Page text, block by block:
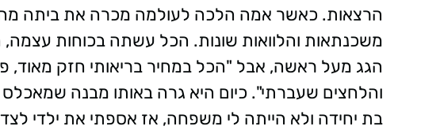
הרצאות. כאשר אמה הלכה לעולמה מכרה את ביתה
משכנתאות והלוואות שונות. הכל עשתה בכוחות
הגג מעל ראשה, אבל "הכל במחיר בריאותי חזק מאוד,
והלחצים שעברתי". כיום היא גרה באותו מבנה שמאכלס
בת יחידה ולא הייתה לי משפחה, אז אספתי את ילדי